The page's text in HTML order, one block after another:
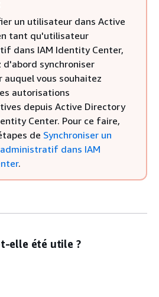
un utilisateur dans Active
tant qu'utilisateur
dans IAM Identity Center,
d'abord synchroniser
vous souhaitez
autorisations
depuis Active Directory
Center. Pour ce faire,
de Synchroniser un
dans IAM
.
elle été utile ?